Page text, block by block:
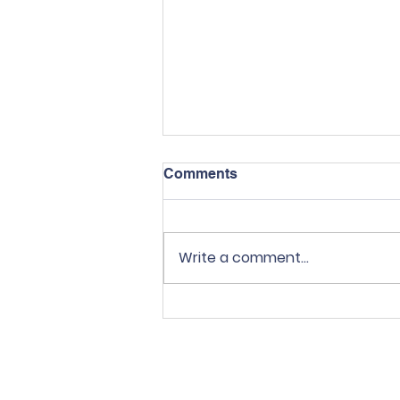
Comments
Write a comment...